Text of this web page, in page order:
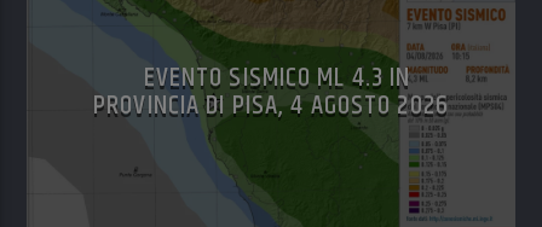
EVENTO SISMICO ML 4.3 IN
PROVINCIA DI PISA, 4 AGOSTO 2026